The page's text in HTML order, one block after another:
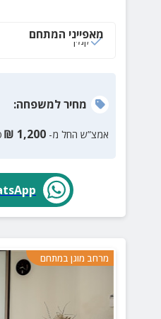
חכמה בחיבור
מאפייני המתחם
קמין
מחירלמשפחה:
אמצ”ש החל מ- 1,200
₪
מרחב מוגן במתחם